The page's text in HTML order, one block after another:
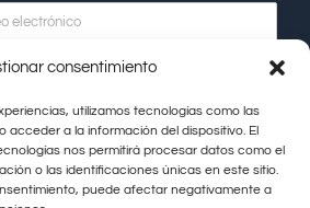
consentimiento
utilizamos tecnologías como las
acceder a la información del dispositivo. El
nos permitirá procesar datos como el
o las identificaciones únicas en este sitio.
puede afectar negativamente a